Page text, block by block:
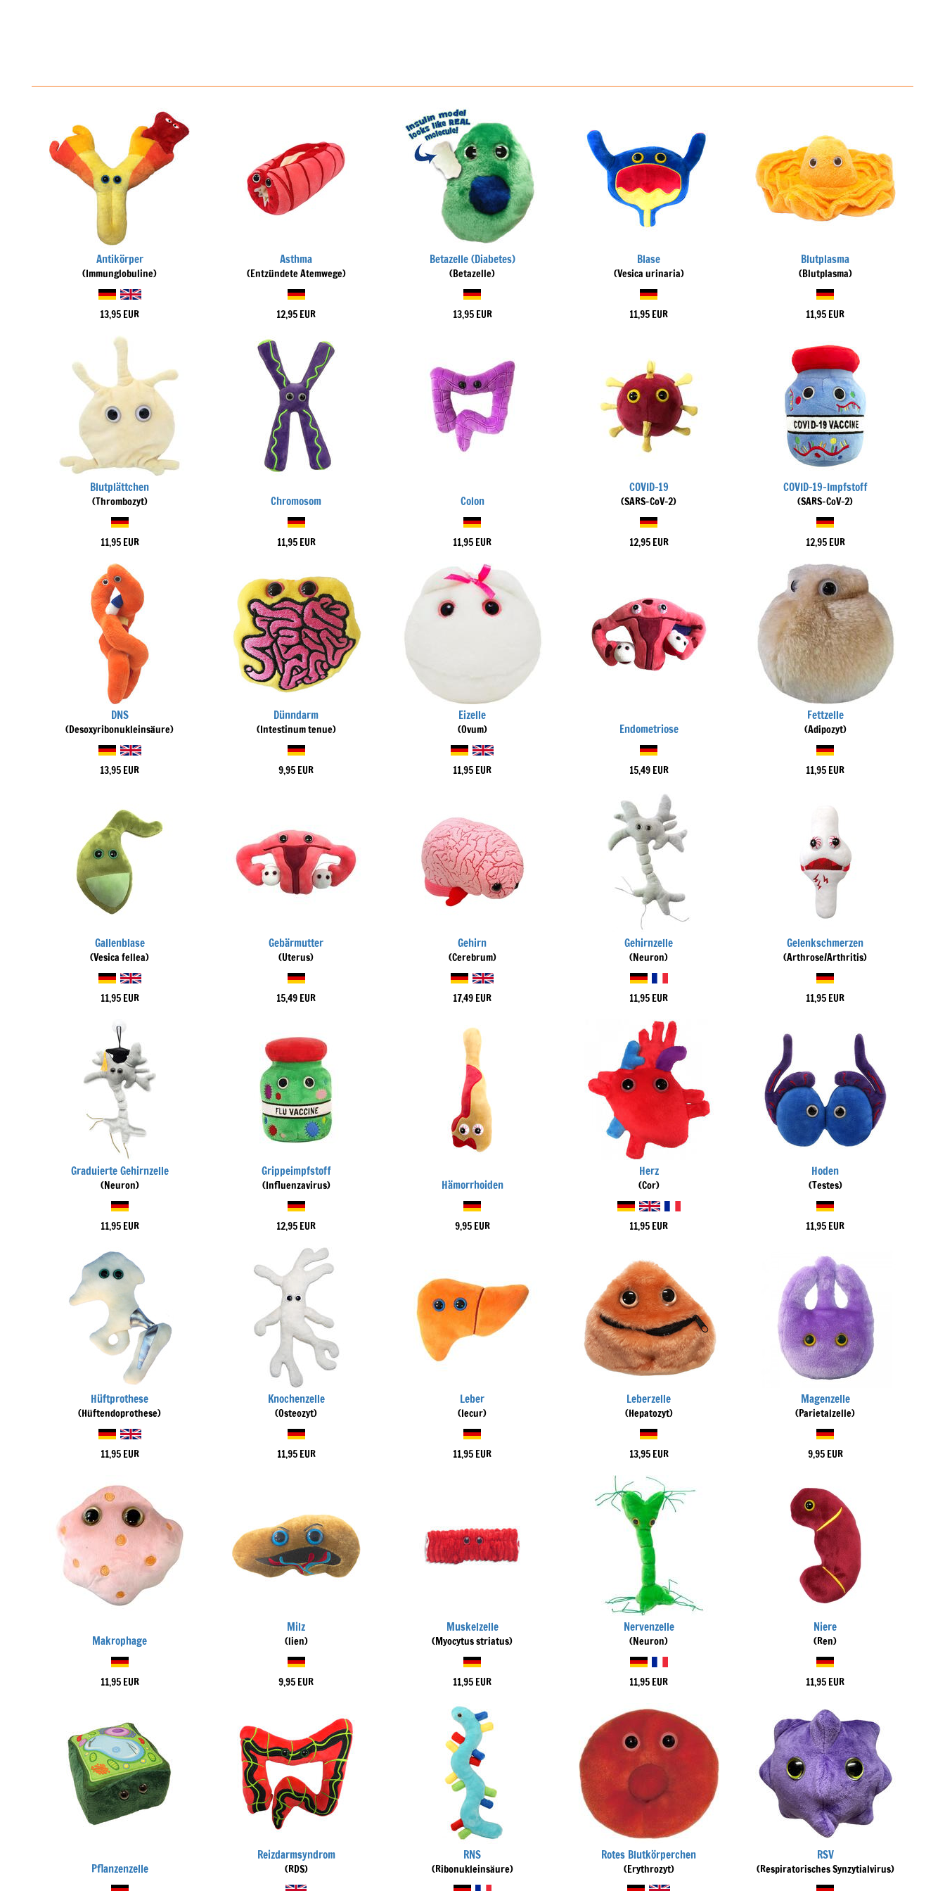
Antikörper
(Immunglobuline)
13,95 EUR
Asthma
(Entzündete Atemwege)
12,95 EUR
Betazelle (Diabetes)
(Betazelle)
13,95 EUR
Blase
(Vesica urinaria)
11,95 EUR
Blutplasma
(Blutplasma)
11,95 EUR
Blutplättchen
(Thrombozyt)
11,95 EUR
Chromosom
11,95 EUR
Colon
11,95 EUR
COVID-19
(SARS-CoV-2)
12,95 EUR
COVID-19-Impfstoff
(SARS-CoV-2)
12,95 EUR
DNS
(Desoxyribonukleinsäure)
13,95 EUR
Dünndarm
(Intestinum tenue)
9,95 EUR
Eizelle
(Ovum)
11,95 EUR
Endometriose
15,49 EUR
Fettzelle
(Adipozyt)
11,95 EUR
Gallenblase
(Vesica fellea)
11,95 EUR
Gebärmutter
(Uterus)
15,49 EUR
Gehirn
(Cerebrum)
17,49 EUR
Gehirnzelle
(Neuron)
11,95 EUR
Gelenkschmerzen
(Arthrose/Arthritis)
11,95 EUR
Graduierte Gehirnzelle
(Neuron)
11,95 EUR
Grippeimpfstoff
(Influenzavirus)
12,95 EUR
Hämorrhoiden
9,95 EUR
Herz
(Cor)
11,95 EUR
Hoden
(Testes)
11,95 EUR
Hüftprothese
(Hüftendoprothese)
11,95 EUR
Knochenzelle
(Osteozyt)
11,95 EUR
Leber
(Iecur)
11,95 EUR
Leberzelle
(Hepatozyt)
13,95 EUR
Magenzelle
(Parietalzelle)
9,95 EUR
Makrophage
11,95 EUR
Milz
(lien)
9,95 EUR
Muskelzelle
(Myocytus striatus)
11,95 EUR
Nervenzelle
(Neuron)
11,95 EUR
Niere
(Ren)
11,95 EUR
Pflanzenzelle
Reizdarmsyndrom
(RDS)
RNS
(Ribonukleinsäure)
Rotes Blutkörperchen
(Erythrozyt)
RSV
(Respiratorisches Synzytialvirus)